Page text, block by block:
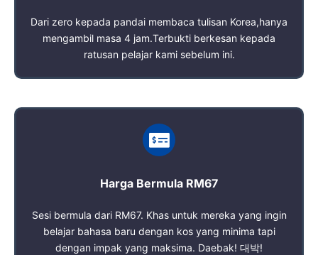
Dari zero kepada pandai membaca tulisan Korea,hanya
mengambil masa 4 jam.Terbukti berkesan kepada
ratusan pelajar kami sebelum ini.
Harga Bermula RM67
Sesi bermula dari RM67. Khas untuk mereka yang ingin
belajar bahasa baru dengan kos yang minima tapi
dengan impak yang maksima. Daebak! 대박!